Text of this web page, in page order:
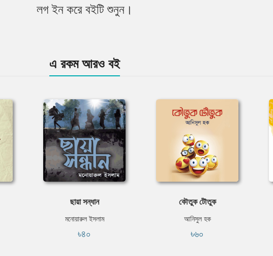
লগ ইন করে বইটি শুনুন।
এ রকম আরও বই
ছায়া সন্ধান
মনোয়ারুল ইসলাম
৳৪০
কৌতুক টৌতুক
আনিসুল হক
৳৬০